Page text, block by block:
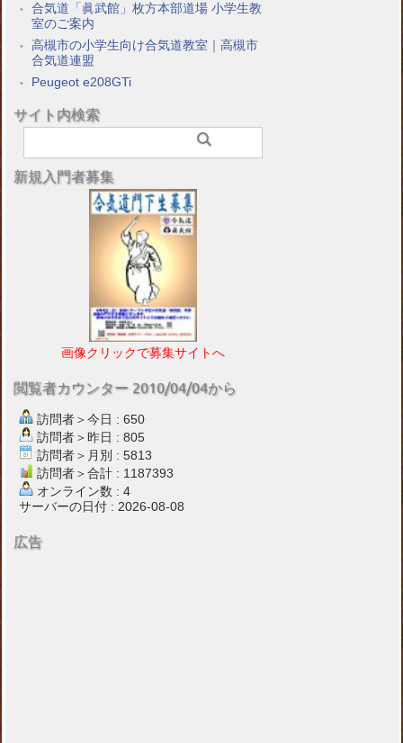
合気道「眞武館」枚方本部道場 小学生教
室のご案内
高槻市の小学生向け合気道教室｜高槻市
合気道連盟
Peugeot e208GTi
サイト内検索
新規入門者募集
画像クリックで募集サイトへ
閲覧者カウンター 2010/04/04から
訪問者＞今日 : 650
訪問者＞昨日 : 805
訪問者＞月別 : 5813
訪問者＞合計 : 1187393
オンライン数 : 4
サーバーの日付 : 2026-08-08
広告